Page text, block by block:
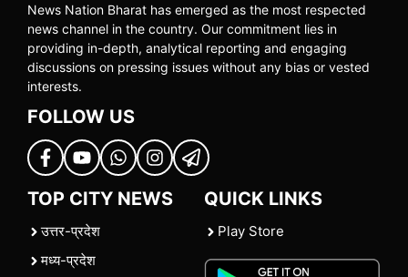
News Nation Bharat has emerged as the most respected
news channel in the country. Our commitment lies in
providing in-depth, analytical reporting and engaging
discussions on pressing issues without any bias or vested
interests.
FOLLOW US
TOP CITY NEWS
उत्तर-प्रदेश
मध्य-प्रदेश
QUICK LINKS
Play Store